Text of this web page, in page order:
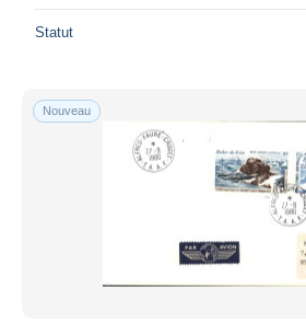
Statut
Nouveau